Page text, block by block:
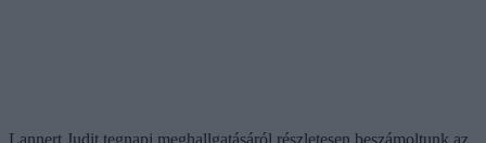
Lannert Judit tegnapi meghallgatásáról részletesen beszámoltunk az